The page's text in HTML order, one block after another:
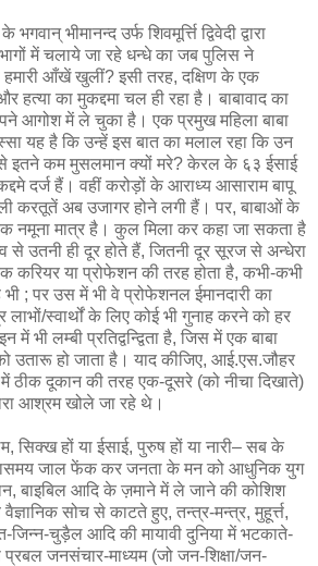
भीमानन्द उर्फ शिवमूर्त्ति द्विवेदी द्वारा
में चलाये जा रहे धन्धे का जब पुलिस ने
हमारी आँखें खुलीं? इसी तरह, दक्षिण के एक
हत्या का मुकद्दमा चल ही रहा है। बाबावाद का
आगोश में ले चुका है। एक प्रमुख महिला बाबा
यह है कि उन्हें इस बात का मलाल रहा कि उन
से इतने कम मुसलमान क्यों मरे? केरल के ६३ ईसाई
दर्ज हैं। वहीं करोड़ों के आराध्य आसाराम बापू
करतूतें अब उजागर होने लगी हैं। पर, बाबाओं के
नमूना मात्र है। कुल मिला कर कहा जा सकता है
से उतनी ही दूर होते हैं, जितनी दूर सूरज से अन्धेरा
करियर या प्रोफेशन की तरह होता है, कभी-कभी
; पर उस में भी वे प्रोफेशनल ईमानदारी का
लाभों/स्वार्थों के लिए कोई भी गुनाह करने को हर
भी लम्बी प्रतिद्वन्द्विता है, जिस में एक बाबा
उतारू हो जाता है। याद कीजिए, आई.एस.जौहर
में ठीक दूकान की तरह एक-दूसरे (को नीचा दिखाते)
आश्रम खोले जा रहे थे।
सिक्ख हों या ईसाई, पुरुष हों या नारी– सब के
जाल फेंक कर जनता के मन को आधुनिक युग
बाइबिल आदि के ज़माने में ले जाने की कोशिश
सोच से काटते हुए, तन्त्र-मन्त्र, मुहूर्त्त,
जिन्न-चुड़ैल आदि की मायावी दुनिया में भटकाते-
जनसंचार-माध्यम (जो जन-शिक्षा/जन-